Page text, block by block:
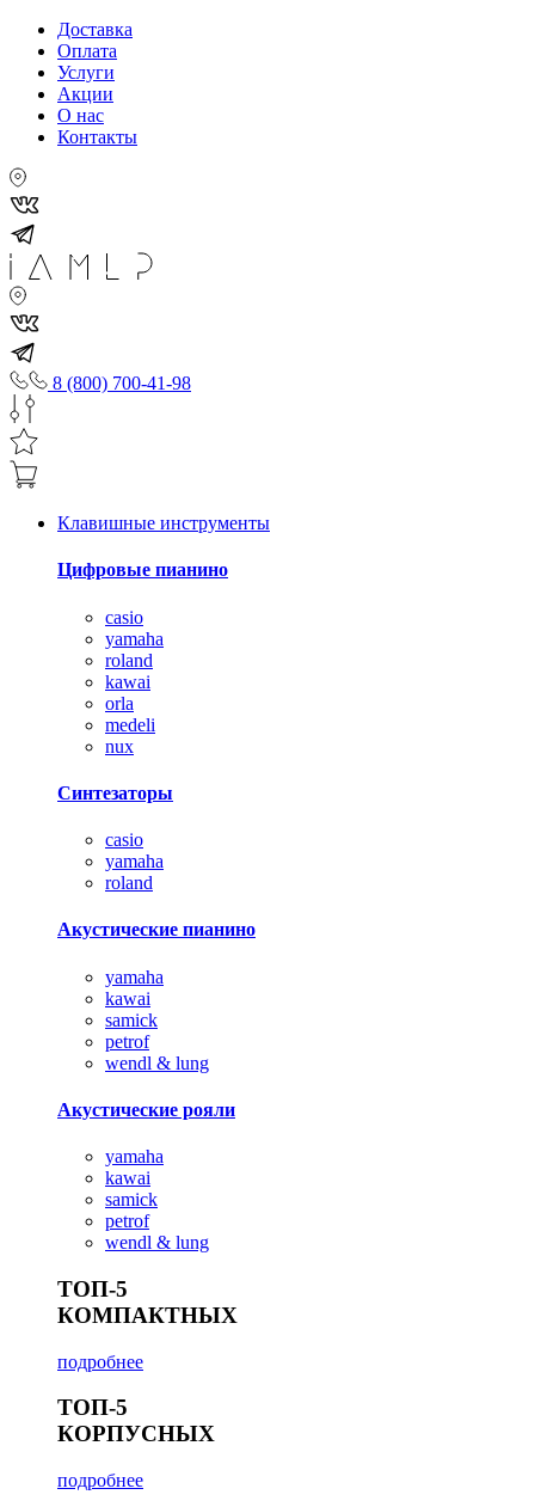
Доставка
Оплата
Услуги
Акции
О нас
Контакты
8 (800) 700-41-98
Клавишные инструменты
Цифровые пианино
casio
yamaha
roland
kawai
orla
medeli
nux
Синтезаторы
casio
yamaha
roland
Акустические пианино
yamaha
kawai
samick
petrof
wendl & lung
Акустические рояли
yamaha
kawai
samick
petrof
wendl & lung
ТОП-5
КОМПАКТНЫХ
подробнее
ТОП-5
КОРПУСНЫХ
подробнее